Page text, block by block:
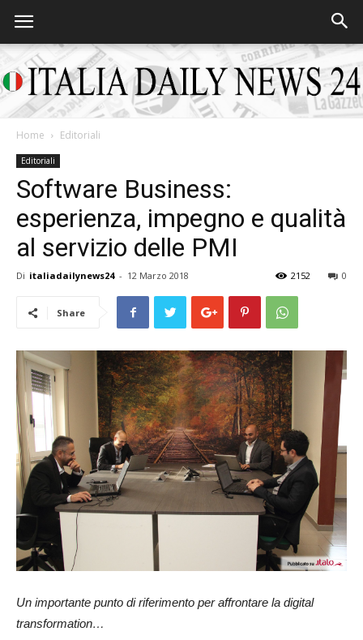
Daily
News
24
Home Editoriali
Editoriali
Software Business:
esperienza, impegno e qualità
al servizio delle PMI
Di italiadailynews24 - 12 Marzo 2018 0
2152
Share
Un importante punto di riferimento per affrontare la digital
transformation…